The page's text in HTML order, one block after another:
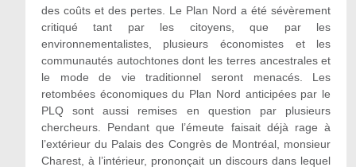
des coûts et des pertes. Le Plan Nord a été sévèrement
critiqué tant par les citoyens, que par les
environnementalistes, plusieurs économistes et les
communautés autochtones dont les terres ancestrales et
le mode de vie traditionnel seront menacés. Les
retombées économiques du Plan Nord anticipées par le
PLQ sont aussi remises en question par plusieurs
chercheurs. Pendant que l’émeute faisait déjà rage à
l’extérieur du Palais des Congrès de Montréal, monsieur
Charest, à l’intérieur, prononçait un discours dans lequel